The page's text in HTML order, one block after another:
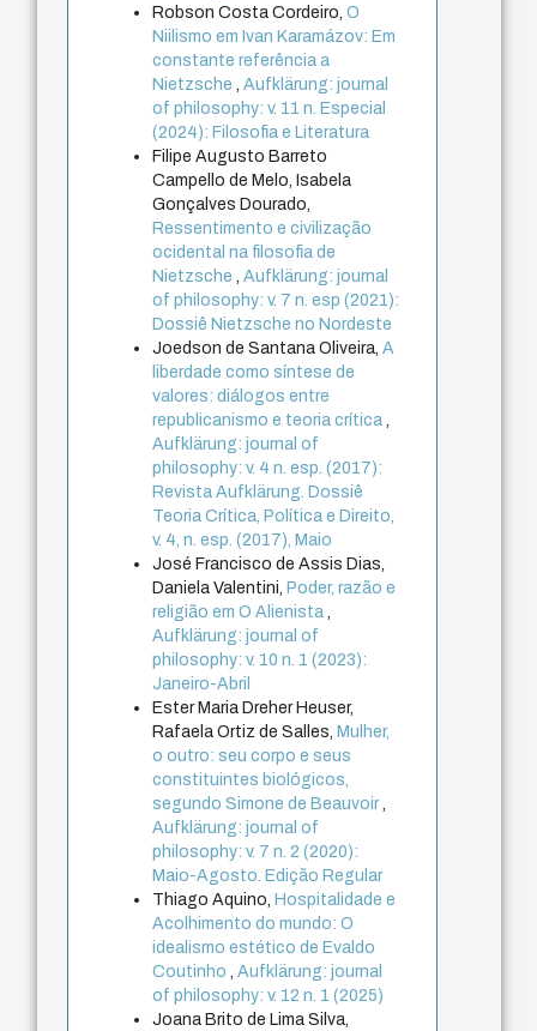
Robson Costa Cordeiro,O
Niilismo em Ivan Karamázov: Em
constante referência a
Nietzsche,Aufklärung: journal
of philosophy: v. 11 n. Especial
(2024): Filosofia e Literatura
Filipe Augusto Barreto
Campello de Melo, Isabela
Gonçalves Dourado,
Ressentimento e civilização
ocidental na filosofia de
Nietzsche,Aufklärung: journal
of philosophy: v. 7 n. esp (2021):
Dossiê Nietzsche no Nordeste
Joedson de Santana Oliveira,A
liberdade como síntese de
valores: diálogos entre
republicanismo e teoria crítica,
Aufklärung: journal of
philosophy: v. 4 n. esp. (2017):
Revista Aufklärung. Dossiê
Teoria Crítica, Política e Direito,
v. 4, n. esp. (2017), Maio
José Francisco de Assis Dias,
Daniela Valentini, Poder, razão e
religião em O Alienista,
Aufklärung: journal of
philosophy: v. 10 n. 1 (2023):
Janeiro-Abril
Ester Maria Dreher Heuser,
Rafaela Ortiz de Salles, Mulher,
o outro: seu corpo e seus
constituintes biológicos,
segundo Simone de Beauvoir,
Aufklärung: journal of
philosophy: v. 7 n. 2 (2020):
Maio-Agosto. Edição Regular
Thiago Aquino, Hospitalidade e
Acolhimento do mundo: O
idealismo estético de Evaldo
Coutinho,Aufklärung: journal
of philosophy: v. 12 n. 1 (2025)
Joana Brito de Lima Silva,